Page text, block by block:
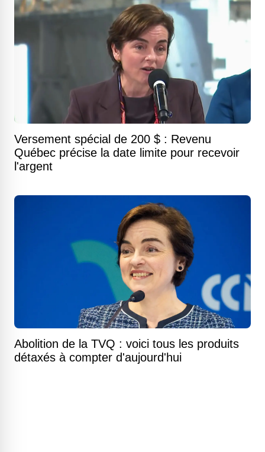
Versement spécial de 200 $ : Revenu
Québec précise la date limite pour recevoir
l'argent
Abolition de la TVQ : voici tous les produits
détaxés à compter d'aujourd'hui